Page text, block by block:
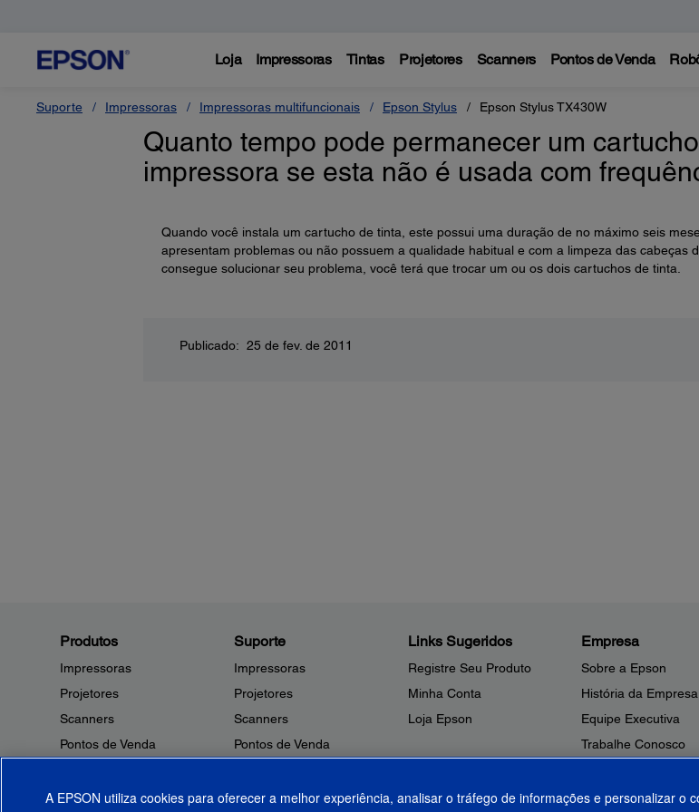
Loja Impressoras Tintas Projetores Scanners Pontos de Venda
Suporte Impressoras Impressoras multifuncionais Epson Stylus Epson Stylus TX430W
Quanto tempo pode permanecer um
impressora se esta não é usada com
Quando você instala um cartucho de tinta, este possui uma duração de no máximo seis
apresentam problemas ou não possuem a qualidade habitual e com a limpeza das cabeças
consegue solucionar seu problema, você terá que trocar um ou os dois cartuchos de tinta.
Publicado: 25 de fev. de 2011
Produtos
Impressoras
Projetores
Scanners
Pontos de Venda
Microdispositivos
Suporte
Impressoras
Projetores
Scanners
Pontos de Venda
Outros Produtos
Links Sugeridos
Registre Seu Produto
Minha Conta
Loja Epson
Empresa
Sobre a Epson
História da Empresa
Equipe Executiva
Trabalhe Conosco
Fale Conosco
A EPSON utiliza cookies para oferecer a melhor experiência, analisar o tráfego de informações e personalizar o